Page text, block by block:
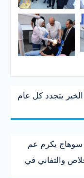
يتجدد كل عام
يكرم عم
والتفاني في